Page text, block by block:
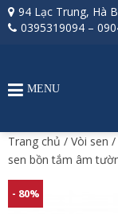
94 Lạc Trung, Hà
0395319094 –
MENU
Trang chủ / Vòi sen /
sen bồn tắm âm
- 80%